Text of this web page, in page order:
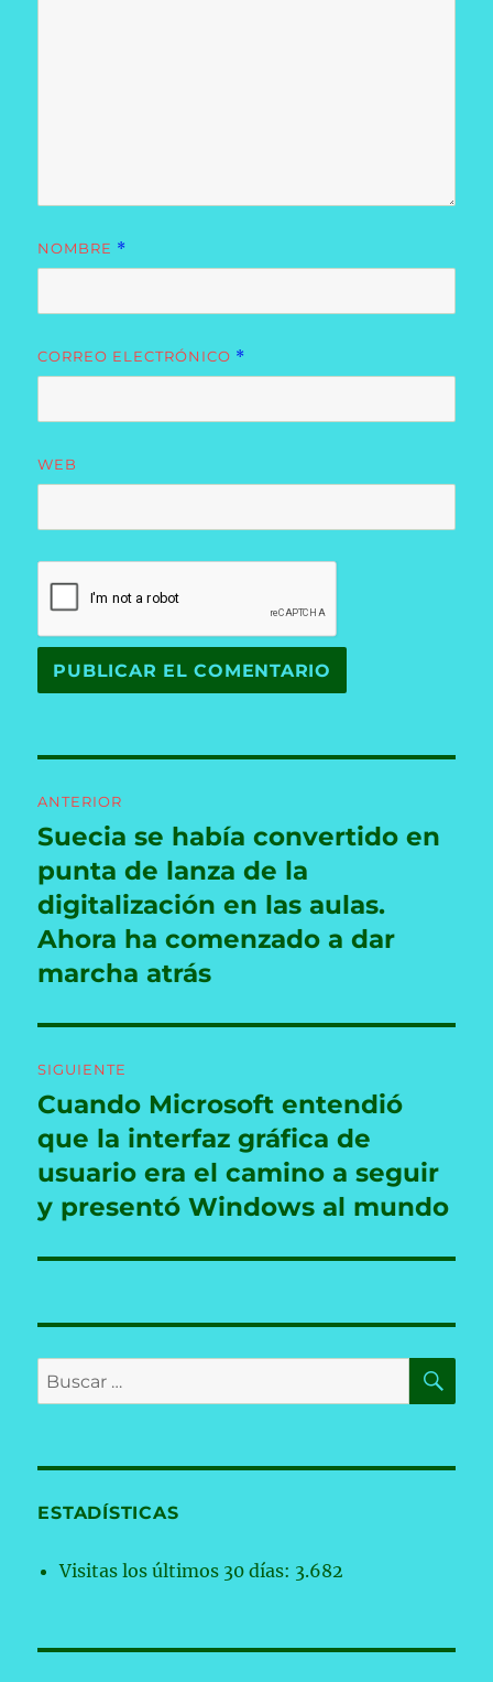
NOMBRE *
CORREO ELECTRÓNICO *
WEB
de
entradas
ANTERIOR
Entrada
anterior:
Suecia se había convertido en
punta de lanza de la
digitalización en las aulas.
Ahora ha comenzado a dar
marcha atrás
SIGUIENTE
Entrada
siguiente:
Cuando Microsoft entendió
que la interfaz gráfica de
usuario era el camino a seguir
y presentó Windows al mundo
Buscar
por:
ESTADÍSTICAS
Visitas los últimos 30 días: 3.682